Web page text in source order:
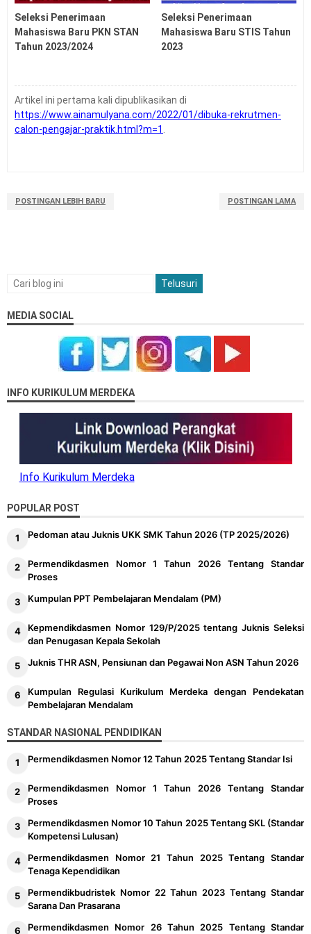
Seleksi Penerimaan
Mahasiswa Baru PKN STAN
Tahun 2023/2024
Seleksi Penerimaan
Mahasiswa Baru STIS Tahun
2023
Artikel ini pertama kali dipublikasikan di
https://www.ainamulyana.com/2022/01/dibuka-rekrutmen-
calon-pengajar-praktik.html?m=1
POSTINGAN LEBIH BARU POSTINGAN LAMA
MEDIA SOCIAL
INFO KURIKULUM MERDEKA
Info Kurikulum Merdeka
POPULAR POST
Pedoman atau Juknis UKK SMK Tahun 2026 (TP 2025/2026)
Permendikdasmen Nomor 1 Tahun 2026 Tentang Standar
Proses
Kumpulan PPT Pembelajaran Mendalam (PM)
Kepmendikdasmen Nomor 129/P/2025 tentang Juknis Seleksi
dan Penugasan Kepala Sekolah
Juknis THR ASN, Pensiunan dan Pegawai Non ASN Tahun 2026
Kumpulan Regulasi Kurikulum Merdeka dengan Pendekatan
Pembelajaran Mendalam
STANDAR NASIONAL PENDIDIKAN
Permendikdasmen Nomor 12 Tahun 2025 Tentang Standar Isi
Permendikdasmen Nomor 1 Tahun 2026 Tentang Standar
Proses
Permendikdasmen Nomor 10 Tahun 2025 Tentang SKL (Standar
Kompetensi Lulusan)
Permendikdasmen Nomor 21 Tahun 2025 Tentang Standar
Tenaga Kependidikan
Permendikbudristek Nomor 22 Tahun 2023 Tentang Standar
Sarana Dan Prasarana
Permendikdasmen Nomor 26 Tahun 2025 Tentang Standar